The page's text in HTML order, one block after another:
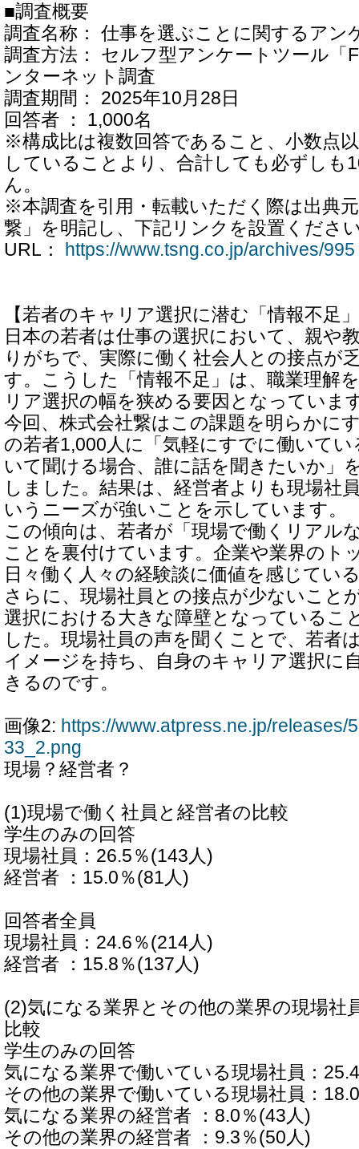
■調査概要
調査名称： 仕事を選ぶことに関するアン
調査方法： セルフ型アンケートツール「
ンターネット調査
調査期間： 2025年10月28日
回答者 ： 1,000名
※構成比は複数回答であること、小数点
していることより、合計しても必ずしも
ん。
※本調査を引用・転載いただく際は出典
繋」を明記し、下記リンクを設置くださ
URL：
https://www.tsng.co.jp/archives/995
【若者のキャリア選択に潜む「情報不足
日本の若者は仕事の選択において、親や
りがちで、実際に働く社会人との接点が
す。こうした「情報不足」は、職業理解
リア選択の幅を狭める要因となっていま
今回、株式会社繋はこの課題を明らかに
の若者1,000人に「気軽にすでに働いて
いて聞ける場合、誰に話を聞きたいか」
しました。結果は、経営者よりも現場社
いうニーズが強いことを示しています。
この傾向は、若者が「現場で働くリアル
ことを裏付けています。企業や業界のト
日々働く人々の経験談に価値を感じてい
さらに、現場社員との接点が少ないこと
選択における大きな障壁となっているこ
した。現場社員の声を聞くことで、若者
イメージを持ち、自身のキャリア選択に
きるのです。
画像2: https://www.atpress.ne.jp/releases/
33_2.png
現場？経営者？
(1)現場で働く社員と経営者の比較
学生のみの回答
現場社員：26.5％(143人)
経営者 ：15.0％(81人)
回答者全員
現場社員：24.6％(214人)
経営者 ：15.8％(137人)
(2)気になる業界とその他の業界の現場社
比較
学生のみの回答
気になる業界で働いている現場社員：
その他の業界で働いている現場社員：
気になる業界の経営者 ：8.0％(43人)
その他の業界の経営者 ：9.3％(50人)